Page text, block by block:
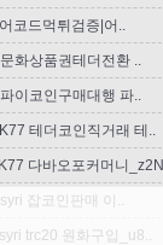
코드먹튀검증|어..
화상품권테더전환 ..
이코인구매대행 파..
테더코인직거래 테..
다바오포커머니_z2N
잡코인판매 이..
trc20 원화구입_u8..